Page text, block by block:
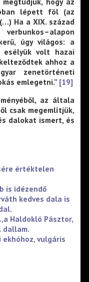
lépett föl (az
Ha a XIX. század
úgy világos: a
volt hazai
ahhoz a
zenetörténeti
emlegetni.” [19]
az általa
csak megemlítjük,
dalokat ismert, és
értéktelen
is idézendő
kedves dala is
Haldokló Pásztor,
dallam.
ekhóhoz, vulgáris